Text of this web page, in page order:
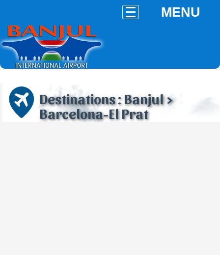
MENU
Destinations : Banjul >
Barcelona-El Prat